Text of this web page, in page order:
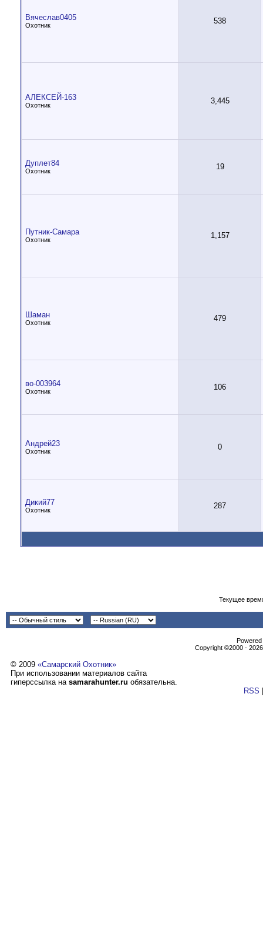
Вячеслав0405
Охотник 538
АЛЕКСЕЙ-163
Охотник 3,445
Дуплет84
Охотник 19
Путник-Самара
Охотник 1,157
Шаман
Охотник 479
во-003964
Охотник 106
Андрей23
Охотник 0
Дикий77
Охотник 287
Текущее
Copyright ©2000 -
© 2009 «Самарский Охотник»
При использовании материалов сайта
гиперссылка на samarahunter.ru обязательна.
RSS